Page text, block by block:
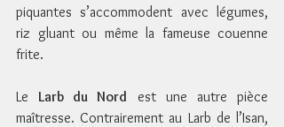
piquantes s’accommodent avec légumes,
riz gluant ou même la fameuse couenne
frite.
Le Larb du Nord est une autre pièce
maîtresse. Contrairement au Larb de l’Isan,